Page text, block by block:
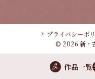
プライバシーポ
© 2026 新・
作品一覧